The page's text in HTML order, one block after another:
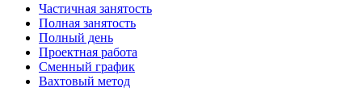
Частичная занятость
Полная занятость
Полный день
Проектная работа
Сменный график
Вахтовый метод